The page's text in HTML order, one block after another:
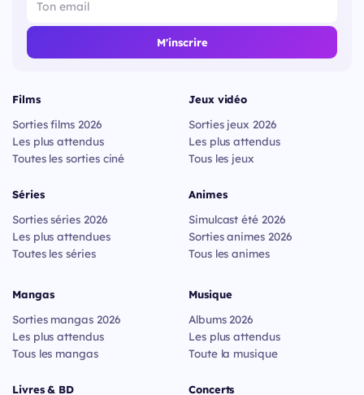
M'inscrire
Films
Sorties films 2026
Les plus attendus
Toutes les sorties ciné
Séries
Sorties séries 2026
Les plus attendues
Toutes les séries
Jeux vidéo
Sorties jeux 2026
Les plus attendus
Tous les jeux
Animes
Simulcast été 2026
Sorties animes 2026
Tous les animes
Mangas
Sorties mangas 2026
Les plus attendus
Tous les mangas
Livres & BD
Musique
Albums 2026
Les plus attendus
Toute la musique
Concerts